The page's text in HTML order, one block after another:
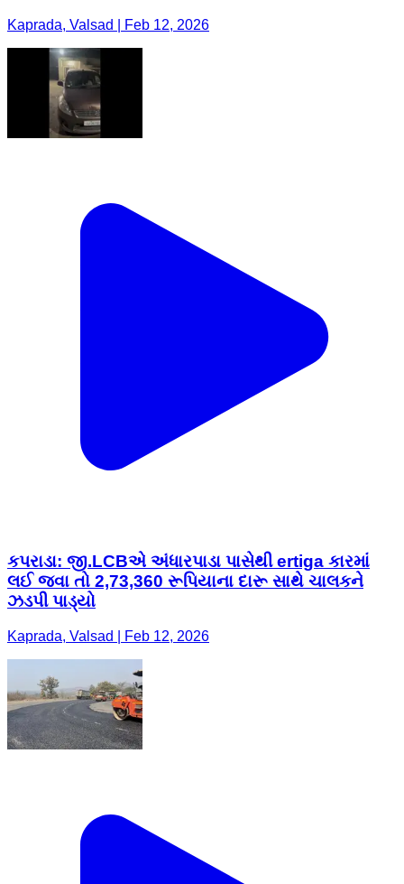
Kaprada, Valsad | Feb 12, 2026
કપરાડા: જી.LCBએ અંધારપાડા પાસેથી ertiga કારમાં
લઈ જવા તો 2,73,360 રૂપિયાના દારૂ સાથે ચાલકને
ઝડપી પાડ્યો
Kaprada, Valsad | Feb 12, 2026